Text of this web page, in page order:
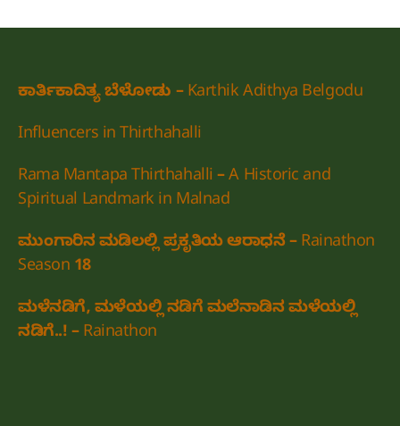
ಕಾರ್ತಿಕಾದಿತ್ಯ ಬೆಳೋಡು – Karthik Adithya Belgodu
Influencers in Thirthahalli
Rama Mantapa Thirthahalli – A Historic and
Spiritual Landmark in Malnad
ಮುಂಗಾರಿನ ಮಡಿಲಲ್ಲಿ ಪ್ರಕೃತಿಯ ಆರಾಧನೆ – Rainathon
Season 18
ಮಳೆನಡಿಗೆ, ಮಳೆಯಲ್ಲಿ ನಡಿಗೆ ಮಲೆನಾಡಿನ ಮಳೆಯಲ್ಲಿ
ನಡಿಗೆ..! – Rainathon